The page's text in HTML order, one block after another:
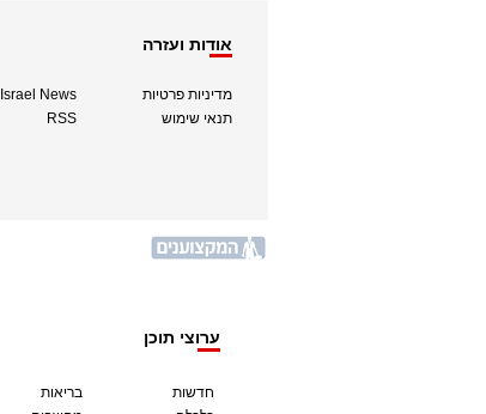
אודות ועזרה
מדיניות פרטיות
תנאי שימוש
Israel News
RSS
ערוצי תוכן
חדשות
בריאות